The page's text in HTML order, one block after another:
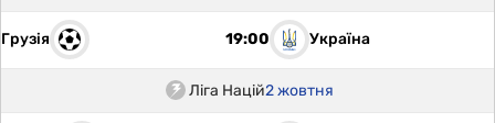
Грузія 19:00 Україна
Ліга Націй2 жовтня